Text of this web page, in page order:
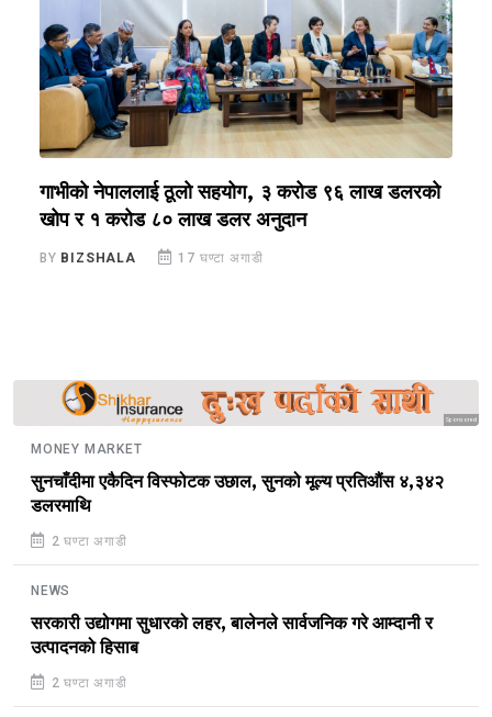
गाभीको नेपाललाई ठूलो सहयोग, ३ करोड ९६ लाख डलरको
खोप र १ करोड ८० लाख डलर अनुदान
BY BIZSHALA 17 घण्टा अगाडी
Sponsored
MONEY MARKET
सुनचाँदीमा एकैदिन विस्फोटक उछाल, सुनको मूल्य प्रतिऔंस ४,३४२
डलरमाथि
2 घण्टा अगाडी
NEWS
सरकारी उद्योगमा सुधारको लहर, बालेनले सार्वजनिक गरे आम्दानी र
उत्पादनको हिसाब
2 घण्टा अगाडी